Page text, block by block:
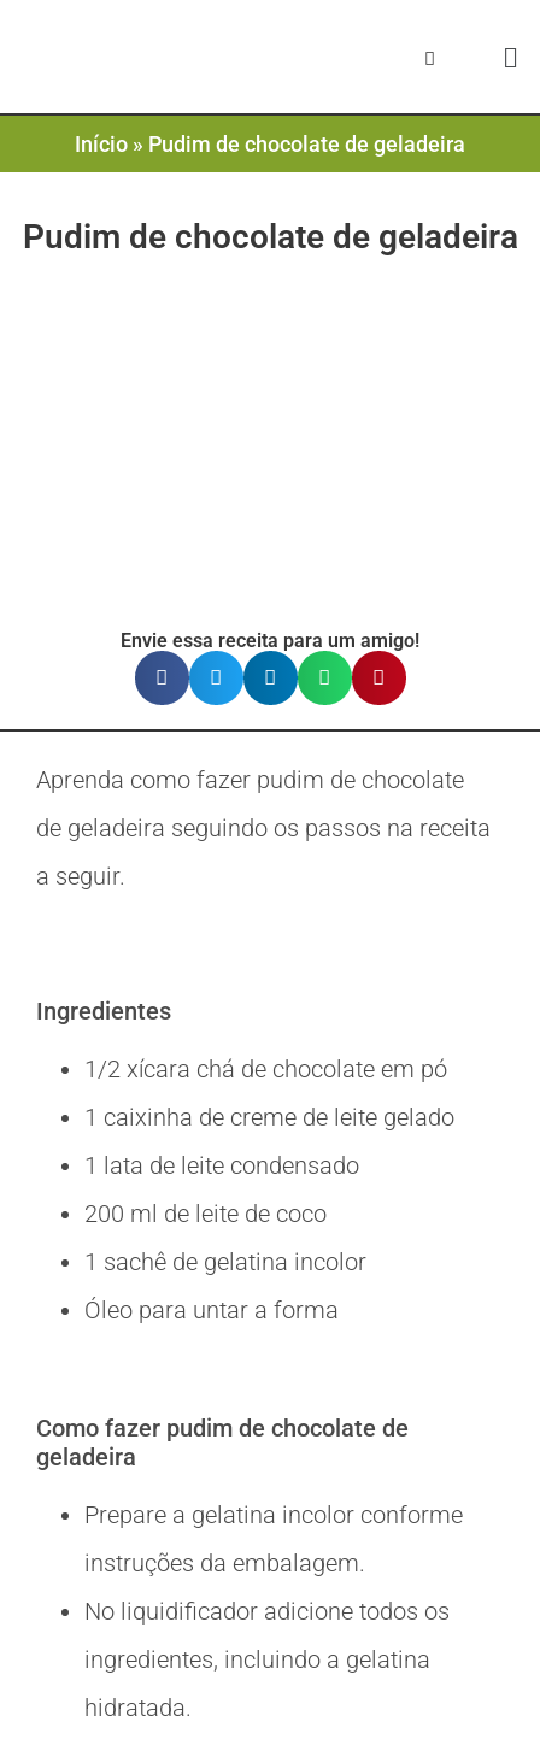
Início » Pudim de chocolate de geladeira
Pudim de chocolate de geladeira
Envie essa receita para um amigo!
Aprenda como fazer pudim de chocolate
de geladeira seguindo os passos na receita
a seguir.
Ingredientes
1/2 xícara chá de chocolate em pó
1 caixinha de creme de leite gelado
1 lata de leite condensado
200 ml de leite de coco
1 sachê de gelatina incolor
Óleo para untar a forma
Como fazer pudim de chocolate de
geladeira
Prepare a gelatina incolor conforme
instruções da embalagem.
No liquidificador adicione todos os
ingredientes, incluindo a gelatina
hidratada.